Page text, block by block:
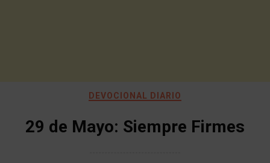
DEVOCIONAL DIARIO
29 de Mayo: Siempre Firmes